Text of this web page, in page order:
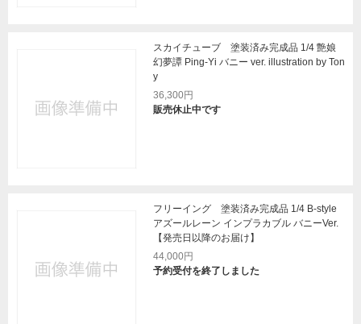
スカイチューブ 塗装済み完成品 1/4 艶娘
幻夢譚 Ping-Yi バニー ver. illustration by Ton
y
36,300円
販売休止中です
フリーイング 塗装済み完成品 1/4 B-style
アズールレーン インプラカブル バニーVer.
【発売日以降のお届け】
44,000円
予約受付を終了しました